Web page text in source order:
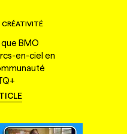
BMO
en-ciel en